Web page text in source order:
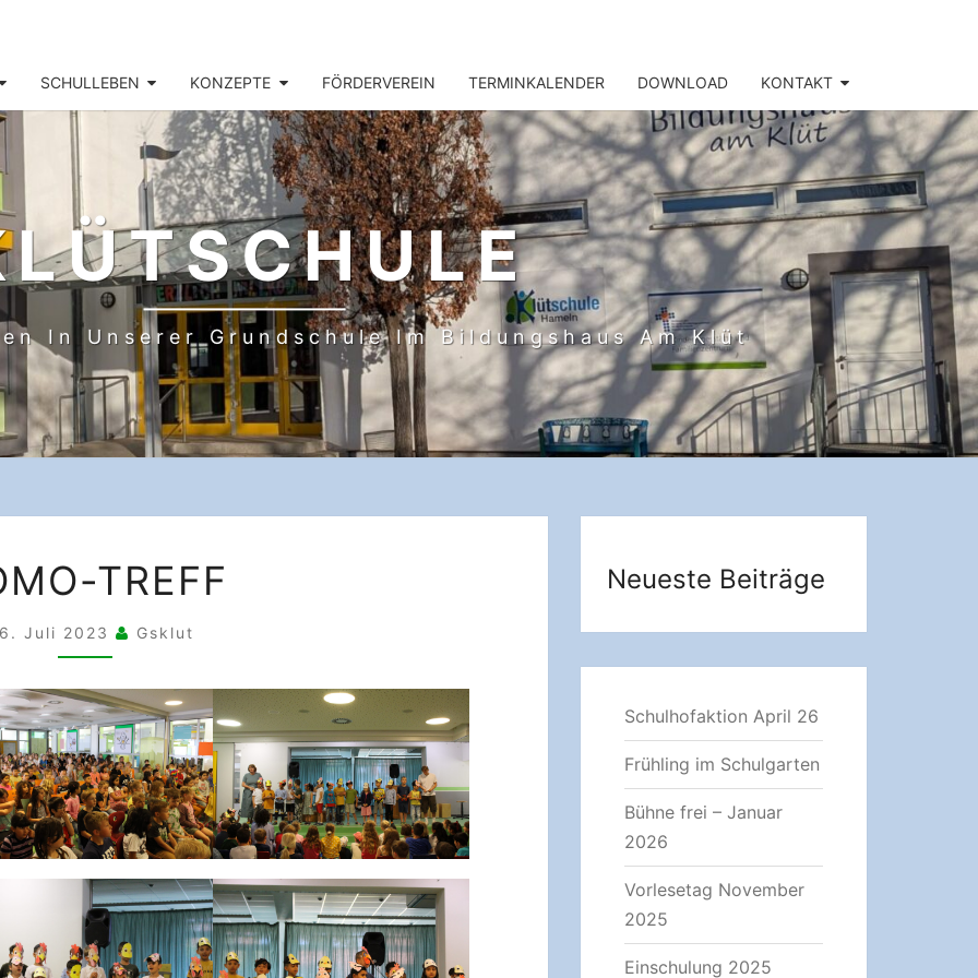
SCHULLEBEN KONZEPTE FÖRDERVEREIN TERMINKALENDER DOWNLOAD KONTAKT
In Unserer Grundschule Im Bildungshaus Am Klüt
TREFF
TREFF
Juli 2023 Gsklut
Neueste Beiträge
Schulhofaktion April 26
Frühling im Schulgarten
Bühne frei – Januar
2026
Vorlesetag November
2025
Einschulung 2025